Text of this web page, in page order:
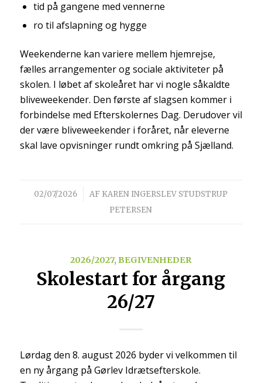
tid på gangene med vennerne
ro til afslapning og hygge
Weekenderne kan variere mellem hjemrejse,
fælles arrangementer og sociale aktiviteter på
skolen. I løbet af skoleåret har vi nogle såkaldte
bliveweekender. Den første af slagsen kommer i
forbindelse med Efterskolernes Dag. Derudover vil
der være bliveweekender i foråret, når eleverne
skal lave opvisninger rundt omkring på Sjælland.
02/07/2026
/ AF KAREN INGERSLEV STUDSTRUP
PETERSEN
2026/2027, BEGIVENHEDER
Skolestart for årgang
26/27
Lørdag den 8. august 2026 byder vi velkommen til
en ny årgang på Gørlev Idrætsefterskole.